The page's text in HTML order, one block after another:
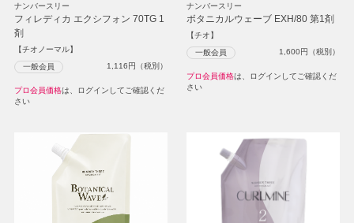
ナンバースリー
フィレディカ エクシフォン 70TG 1
剤
【チオノーマル】
一般会員 1,116円（税別）
プロ会員価格は、ログインしてご確認くだ
さい
ナンバースリー
ボタニカルウェーブ EXH/80 第1剤
【チオ】
一般会員 1,600円（税別）
プロ会員価格は、ログインしてご確認くだ
さい